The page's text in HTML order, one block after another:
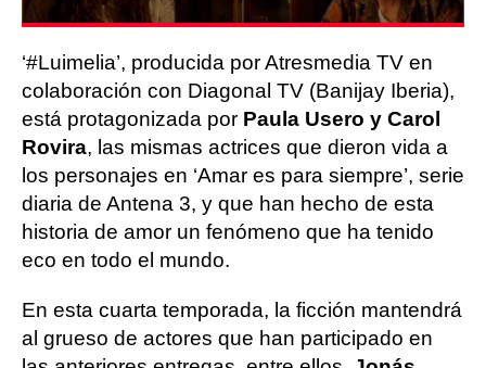
‘#Luimelia’, producida por Atresmedia TV en
colaboración con Diagonal TV (Banijay Iberia),
está protagonizada por Paula Usero y Carol
Rovira, las mismas actrices que dieron vida a
los personajes en ‘Amar es para siempre’, serie
diaria de Antena 3, y que han hecho de esta
historia de amor un fenómeno que ha tenido
eco en todo el mundo.
En esta cuarta temporada, la ficción mantendrá
al grueso de actores que han participado en